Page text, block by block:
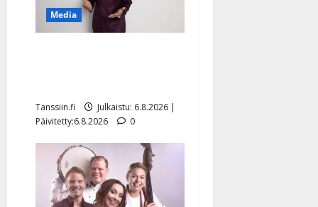
Media
Tanssiin.fi
Julkaistu: 6.8.2026 |
Päivitetty:6.8.2026
0